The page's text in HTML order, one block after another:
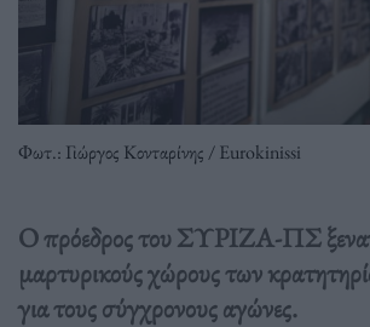
Φωτ.: Γιώργος Κονταρίνης / Eurokinissi
Ο πρόεδρος του ΣΥΡΙΖΑ-ΠΣ
μαρτυρικούς χώρους των
για τους σύγχρονους αγώνες.